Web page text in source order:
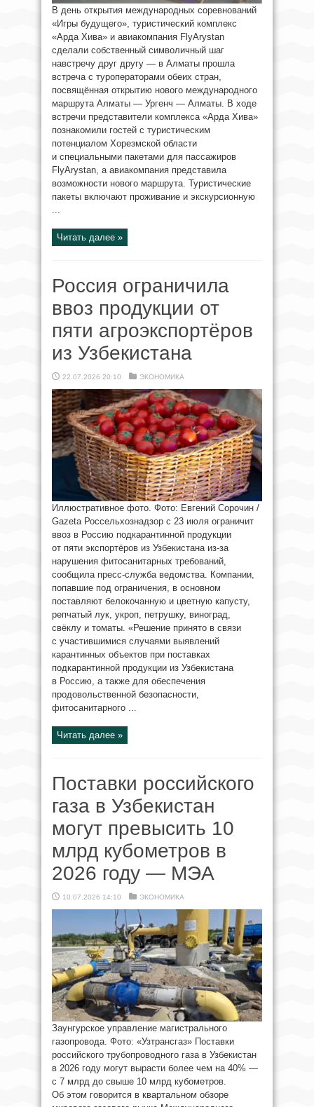
В день открытия международных соревнований
«Игры будущего», туристический комплекс
«Арда Хива» и авиакомпания FlyArystan
сделали собственный символичный шаг
навстречу друг другу — в Алматы прошла
встреча с туроператорами обеих стран,
посвящённая открытию нового международного
маршрута Алматы — Ургенч — Алматы. В ходе
встречи представители комплекса «Арда Хива»
познакомили гостей с туристическим
потенциалом Хорезмской области
и специальными пакетами для пассажиров
FlyArystan, а авиакомпания представила
возможности нового маршрута. Туристические
пакеты включают проживание и экскурсионную
...
Читать далее »
Россия ограничила
ввоз продукции от
пяти агроэкспортёров
из Узбекистана
22.07.2026 20:10 ЭКОНОМИКА
Иллюстративное фото. Фото: Евгений Сорочин /
Gazeta Россельхознадзор с 23 июля ограничит
ввоз в Россию подкарантинной продукции
от пяти экспортёров из Узбекистана из-за
нарушения фитосанитарных требований,
сообщила пресс-служба ведомства. Компании,
попавшие под ограничения, в основном
поставляют белокочанную и цветную капусту,
репчатый лук, укроп, петрушку, виноград,
свёклу и томаты. «Решение принято в связи
с участившимися случаями выявлений
карантинных объектов при поставках
подкарантинной продукции из Узбекистана
в Россию, а также для обеспечения
продовольственной безопасности,
фитосанитарного ...
Читать далее »
Поставки российского
газа в Узбекистан
могут превысить 10
млрд кубометров в
2026 году — МЭА
10.07.2026 14:10 ЭКОНОМИКА
Заунгурское управление магистрального
газопровода. Фото: «Узтрансгаз» Поставки
российского трубопроводного газа в Узбекистан
в 2026 году могут вырасти более чем на 40% —
с 7 млрд до свыше 10 млрд кубометров.
Об этом говорится в квартальном обзоре